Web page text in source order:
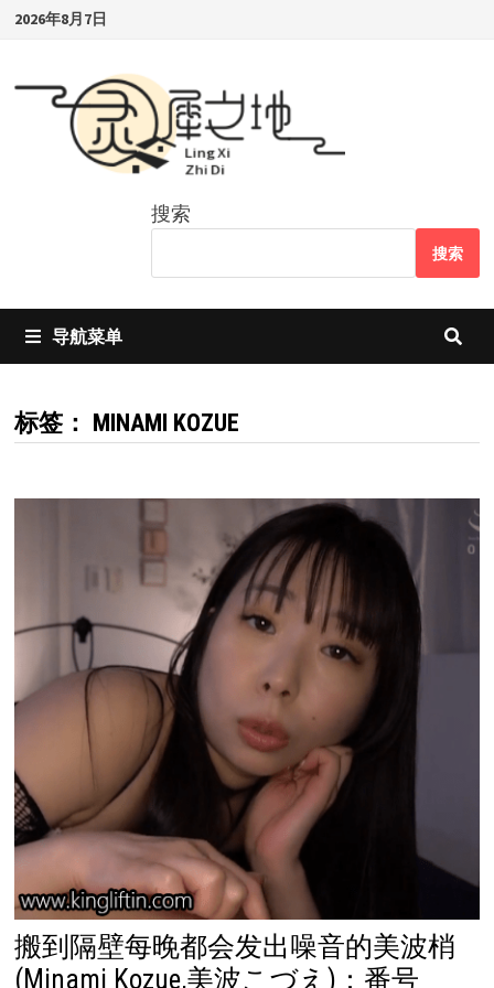
Skip2026年8月7日
搜索
搜索
导航菜单
标签： MINAMI KOZUE
搬到隔壁每晚都会发出噪音的美波梢
(Minami Kozue,美波こづえ)：番号